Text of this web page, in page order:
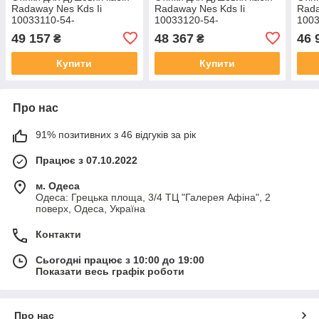
Radaway Nes Kds Ii
10033110-54-
49 157 ₴
Купити
Radaway Nes Kds Ii
10033120-54-
48 367₴
Купити
46
Про нас
91% позитивних з 46 відгуків за рік
Працює з 07.10.2022
м. Одеса
Одеса: Грецька площа, 3/4 ТЦ "Галерея Афіна", 2
поверх, Одеса, Україна
Контакти
Сьогодні працює з 10:00 до 19:00
Показати весь графік роботи
Про нас